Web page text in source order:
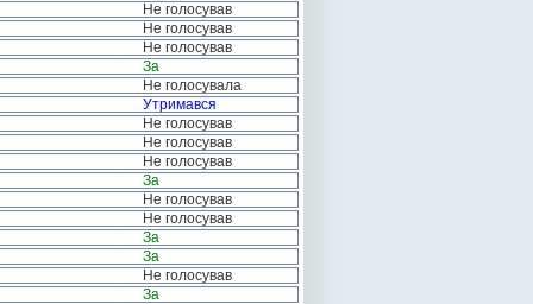
Не голосував
Не голосував
Не голосував
За
Не голосувала
Утримався
Не голосував
Не голосував
Не голосував
За
Не голосував
Не голосував
За
За
Не голосував
За